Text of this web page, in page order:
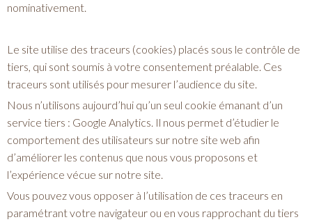
nominativement.
Le site utilise des traceurs (cookies) placés sous le contrôle de
tiers, qui sont soumis à votre consentement préalable. Ces
traceurs sont utilisés pour mesurer l’audience du site.
Nous n’utilisons aujourd’hui qu’un seul cookie émanant d’un
service tiers : Google Analytics. Il nous permet d’étudier le
comportement des utilisateurs sur notre site web afin
d’améliorer les contenus que nous vous proposons et
l’expérience vécue sur notre site.
Vous pouvez vous opposer à l’utilisation de ces traceurs en
paramétrant votre navigateur ou en vous rapprochant du tiers